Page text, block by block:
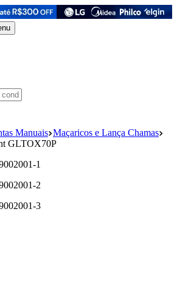
Manuais Maçaricos e Lança Chamas
GLTOX70P